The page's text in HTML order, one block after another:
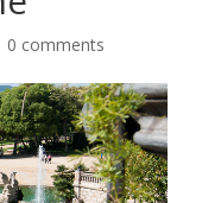
0 comments